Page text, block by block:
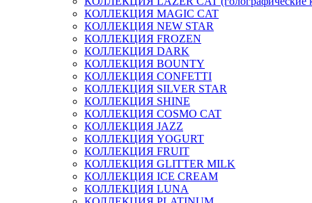
КОЛЛЕКЦИЯ MAGIC CAT
КОЛЛЕКЦИЯ NEW STAR
КОЛЛЕКЦИЯ FROZEN
КОЛЛЕКЦИЯ DARK
КОЛЛЕКЦИЯ BOUNTY
КОЛЛЕКЦИЯ CONFETTI
КОЛЛЕКЦИЯ SILVER STAR
КОЛЛЕКЦИЯ SHINE
КОЛЛЕКЦИЯ COSMO CAT
КОЛЛЕКЦИЯ JAZZ
КОЛЛЕКЦИЯ YOGURT
КОЛЛЕКЦИЯ FRUIT
КОЛЛЕКЦИЯ GLITTER MILK
КОЛЛЕКЦИЯ ICE CREAM
КОЛЛЕКЦИЯ LUNA